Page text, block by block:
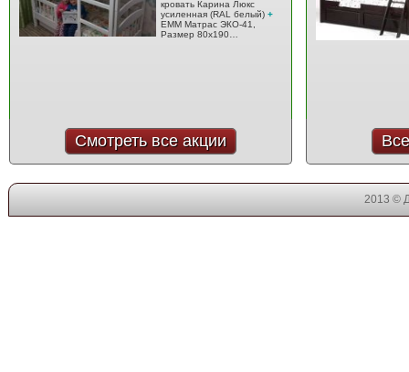
кровать Карина Люкс
усиленная (RAL белый) +
EMM Матрас ЭКО-41,
Размер 80x190…
Смотреть все акции
2013 ©